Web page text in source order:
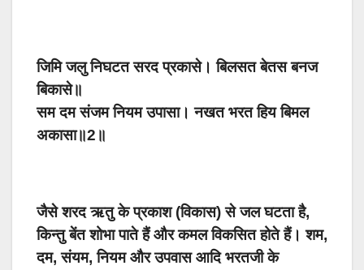
जिमि जलु निघटत सरद प्रकासे। बिलसत बेतस बनज
बिकासे॥
सम दम संजम नियम उपासा। नखत भरत हिय बिमल
अकासा॥2॥
जैसे शरद ऋतु के प्रकाश (विकास) से जल घटता है,
किन्तु बेंत शोभा पाते हैं और कमल विकसित होते हैं। शम,
दम, संयम, नियम और उपवास आदि भरतजी के